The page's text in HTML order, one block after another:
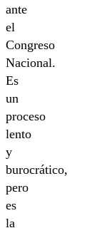
ante
el
Congreso
Nacional.
Es
un
proceso
lento
y
burocrático,
pero
es
la